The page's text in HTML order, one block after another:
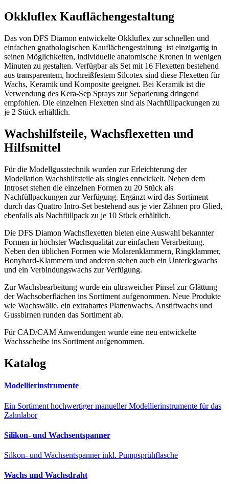
Okkluflex Kauflächengestaltung
Das von DFS Diamon entwickelte Okkluflex zur schnellen und
einfachen gnathologischen Kauflächengestaltung ist einzigartig in
seinen Möglichkeiten, individuelle anatomische Kronen in wenigen
Minuten zu gestalten. Verfügbar als Set mit 16 Flexetten bestehend
aus transparentem, hochreißfestem Silcotex sind diese Flexetten für
Wachs, Keramik und Komposite geeignet. Bei Keramik ist die
Verwendung des Kera-Sep Sprays zur Separierung dringend
empfohlen. Die einzelnen Flexetten sind als Nachfüllpackungen zu
je 2 Stück erhältlich.
Wachshilfsteile, Wachsflexetten und
Hilfsmittel
Für die Modellgusstechnik wurden zur Erleichterung der
Modellation Wachshilfsteile als singles entwickelt. Neben dem
Introset stehen die einzelnen Formen zu 20 Stück als
Nachfüllpackungen zur Verfügung. Ergänzt wird das Sortiment
durch das Quattro Intro-Set bestehend aus je vier Zähnen pro Glied,
ebenfalls als Nachfüllpack zu je 10 Stück erhältlich.
Die DFS Diamon Wachsflexetten bieten eine Auswahl bekannter
Formen in höchster Wachsqualität zur einfachen Verarbeitung.
Neben den üblichen Formen wie Molarenklammern, Ringklammer,
Bonyhard-Klammern und anderen stehen auch ein Unterlegwachs
und ein Verbindungswachs zur Verfügung.
Zur Wachsbearbeitung wurde ein ultraweicher Pinsel zur Glättung
der Wachsoberflächen ins Sortiment aufgenommen. Neue Produkte
wie Wachswälle, ein extrahartes Plattenwachs, Anstiftwachs und
Gussbirnen runden das Sortiment ab.
Für CAD/CAM Anwendungen wurde eine neu entwickelte
Wachsscheibe ins Sortiment aufgenommen.
Katalog
Modellierinstrumente
Ein Sortiment hochwertiger manueller Modellierinstrumente für das
Zahnlabor
Silikon- und Wachsentspanner
Silkon- und Wachsentspanner inkl. Pumpsprühflasche
Wachs und Wachsdraht